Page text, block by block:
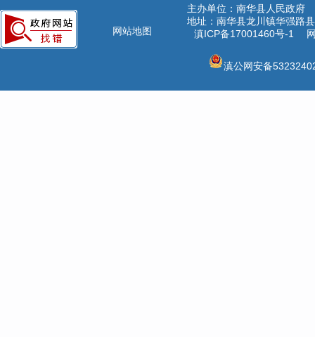
网站地图
主办单位：南华县人民政府
地址：南华县龙川镇华强
滇ICP备17001460号-1
滇公网安备